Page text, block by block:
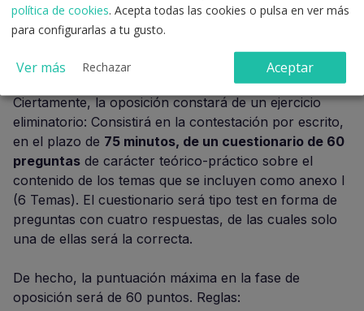
Concurso / valoración de méritos.
Fase de oposición
Ciertamente, la oposición constará de un ejercicio
eliminatorio: Consistirá en la contestación por escrito,
en el plazo de 75 minutos, de un cuestionario de 60
preguntas de carácter teórico-práctico sobre el
contenido de los temas que se incluyen como anexo I
(6 Temas). El cuestionario será tipo test en forma de
preguntas con cuatro respuestas, de las cuales solo
una de ellas será la correcta.
De hecho, la puntuación máxima en la fase de
oposición será de 60 puntos. Reglas:
política de cookies. Acepta todas las cookies o pulsa en ver más
para configurarlas a tu gusto.
Ver más Rechazar Aceptar